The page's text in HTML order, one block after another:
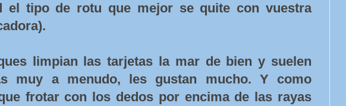
el tipo de rotu que mejor se quite con vuestra
limpian las tarjetas la mar de bien y suelen
muy a menudo, les gustan mucho. Y como
frotar con los dedos por encima de las rayas